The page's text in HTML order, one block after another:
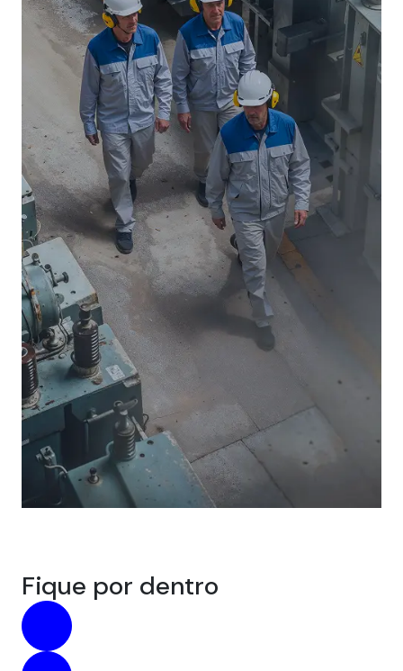
Fique por dentro